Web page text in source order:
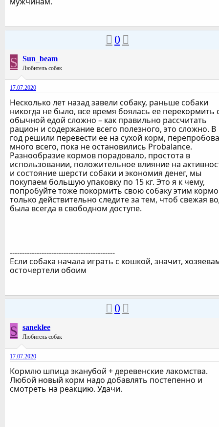
0
S Sun_beam
Любитель собак
17.07.2020
Несколько лет назад завели собаку, раньше собаки
никогда не было, все время боялась ее перекормить
обычной едой сложно – как правильно рассчитать
рацион и содержание всего полезного, это сложно. В
год решили перевести ее на сухой корм,
много всего, пока не остановились Probalance.
Разнообразие кормов порадовало, простота в
использовании, положительное влияние на
и состояние шерсти собаки и экономия денег, мы
покупаем большую упаковку по 15 кг. Это я к чему,
попробуйте тоже покормить свою собаку этим
только действительно следите за тем, чтоб свежая
была всегда в свободном доступе.
-------------------------------------------
Если собака начала играть с кошкой, значит,
осточертели обоим
0
S saneklee
Любитель собак
17.07.2020
Кормлю шпица эканубой + деревенские лакомства.
Любой новый корм надо добавлять постепенно и
смотреть на реакцию. Удачи.